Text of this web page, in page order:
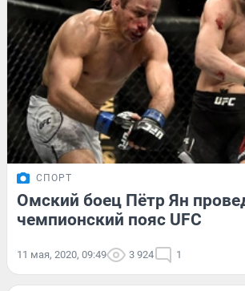
СПОРТ
Омский боец Пётр Ян
чемпионский пояс UFC
11 мая, 2020, 09:49 3 924 1